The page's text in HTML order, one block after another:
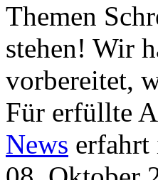
Themen
stehen! Wir
vorbereitet,
Für erfüllte
News erfahrt